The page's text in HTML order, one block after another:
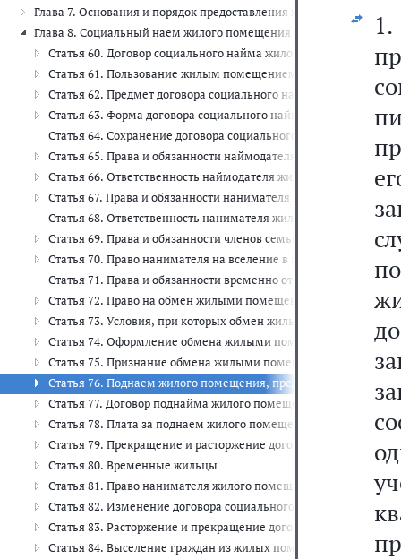
Глава 7. Основания и порядок предоставления жилого
Глава 8. Социальный наем жилого помещения (ст. 60 - 91)
Статья 60. Договор социального найма жилого помещения
Статья 61. Пользование жилым помещением по договору
Статья 62. Предмет договора социального найма жилого
Статья 63. Форма договора социального найма жилого
Статья 64. Сохранение договора социального найма жилого
Статья 65. Права и обязанности наймодателя жилого
Статья 66. Ответственность наймодателя жилого помещения
Статья 67. Права и обязанности нанимателя жилого
Статья 68. Ответственность нанимателя жилого помещения по
Статья 69. Права и обязанности членов семьи нанимателя
Статья 70. Право нанимателя на вселение в занимаемое им
Статья 71. Права и обязанности временно отсутствующих
Статья 72. Право на обмен жилыми помещениями,
Статья 73. Условия, при которых обмен жилыми
Статья 74. Оформление обмена жилыми помещениями между
Статья 75. Признание обмена жилыми помещениями,
Статья 76. Поднаем жилого помещения, предоставленного по
Статья 77. Договор поднайма жилого помещения,
Статья 78. Плата за поднаем жилого помещения,
Статья 79. Прекращение и расторжение договора поднайма
Статья 80. Временные жильцы
Статья 81. Право нанимателя жилого помещения по
Статья 82. Изменение договора социального найма жилого
Статья 83. Расторжение и прекращение договора
Статья 84. Выселение граждан из жилых помещений,